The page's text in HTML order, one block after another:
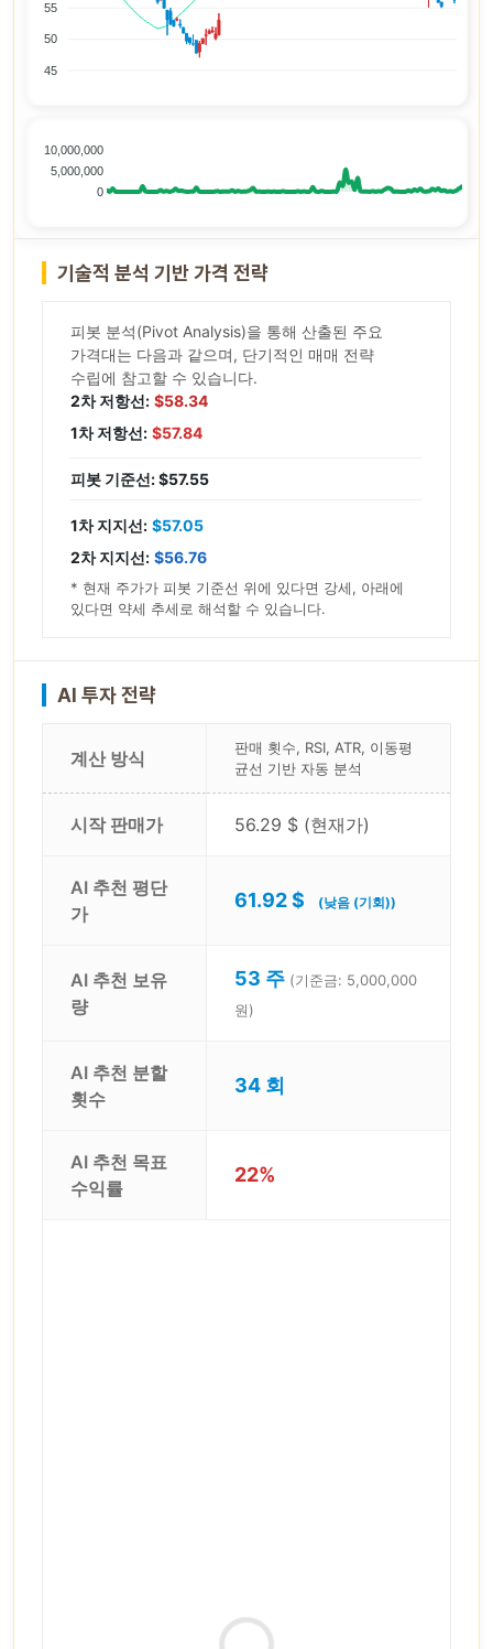
55
50
45
10,000,000
5,000,000
0
기술적 분석 기반 가격 전략
피봇 분석(Pivot Analysis)을 통해 산출된 주요
가격대는 다음과 같으며, 단기적인 매매 전략
수립에 참고할 수 있습니다.
2차 저항선: $58.34
1차 저항선: $57.84
피봇 기준선: $57.55
1차 지지선: $57.05
2차 지지선: $56.76
* 현재 주가가 피봇 기준선 위에 있다면 강세, 아래에
있다면 약세 추세로 해석할 수 있습니다.
AI 투자 전략
계산 방식
판매 횟수, RSI, ATR, 이동평
균선 기반 자동 분석
시작 판매가 56.29 $ (현재가)
AI 추천 평단
가
61.92 $ (낮음 (기회))
AI 추천 보유
량
53 주 (기준금: 5,000,000
원)
AI 추천 분할
횟수
34 회
AI 추천 목표
수익률
22%